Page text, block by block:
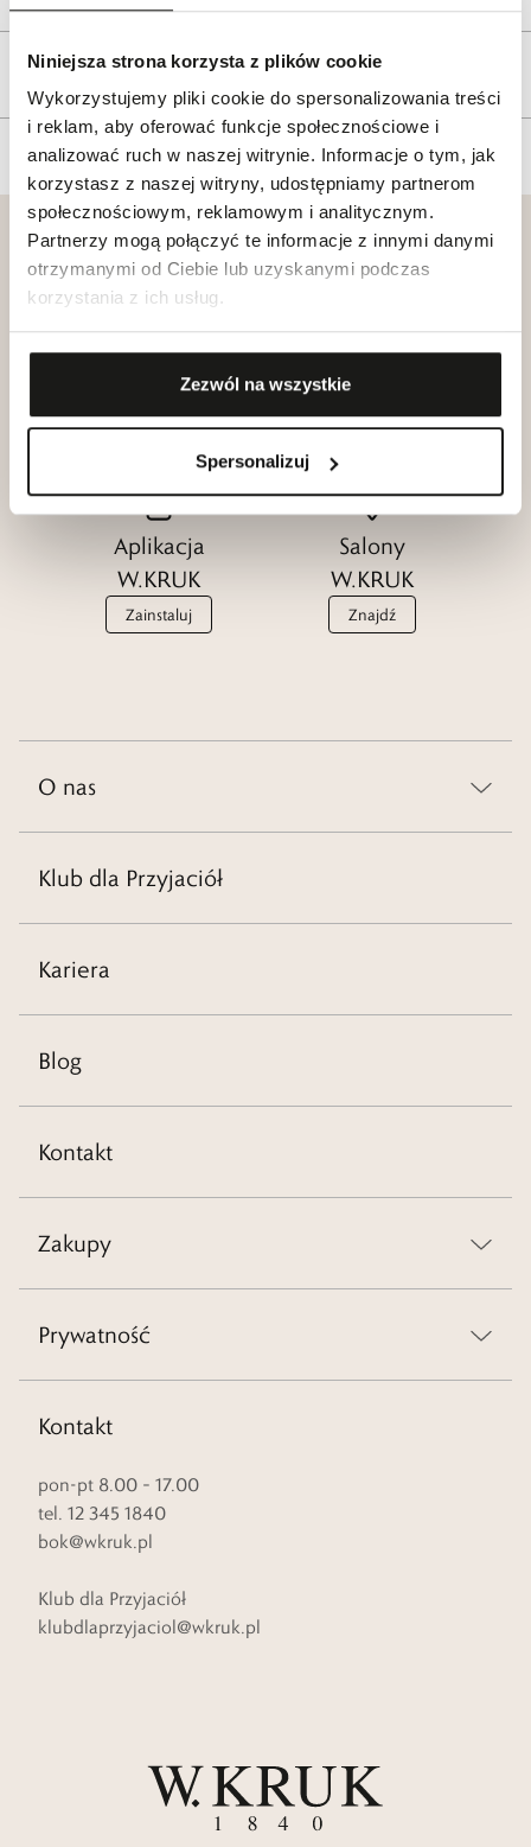
Niniejsza strona korzysta z plików cookie
Wykorzystujemy pliki cookie do spersonalizowania treści
i reklam, aby oferować funkcje społecznościowe i
analizować ruch w naszej witrynie. Informacje o tym, jak
korzystasz z naszej witryny, udostępniamy partnerom
społecznościowym, reklamowym i analitycznym.
Partnerzy mogą połączyć te informacje z innymi danymi
otrzymanymi od Ciebie lub uzyskanymi podczas
korzystania z ich usług.
Zezwól na wszystkie
Spersonalizuj
Tagi
Klub dla
Przyjaciół
W.KRUK
Dołącz
W.KRUK
Zobacz
Aplikacja
W.KRUK
Zainstaluj
Salony
W.KRUK
Znajdź
O nas
Klub dla Przyjaciół
Kariera
Blog
Kontakt
Zakupy
Prywatność
Kontakt
pon-pt 8.00 – 17.00
tel. 12 345 1840
bok@wkruk.pl
Klub dla Przyjaciół
klubdlaprzyjaciol@wkruk.pl